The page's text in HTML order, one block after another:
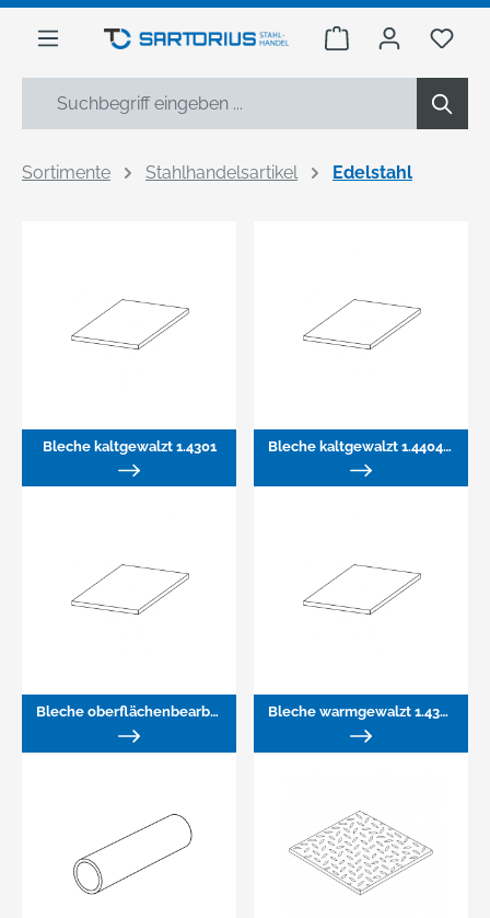
springen
Warenkorb Du
Sortimente Stahlhandelsartikel Edelstahl
Bleche kaltgewalzt 1.4301 Bleche kaltgewalzt 1.4404/4571
Bleche oberflächenbearbeitet Bleche warmgewalzt 1.4301